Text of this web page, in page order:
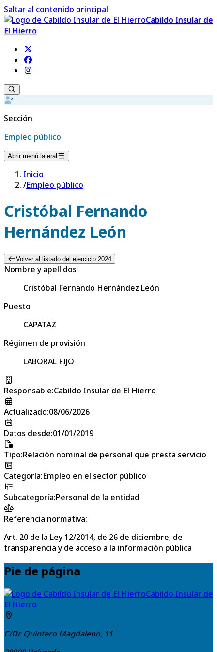
Saltar al contenido principal
Cabildo Insular de
El Hierro
Sección
Empleo público
Abrir menú lateral
Inicio
/Empleo público
Cristóbal Fernando
Hernández León
Volver al listado del ejercicio 2024
Nombre y apellidos
Cristóbal Fernando Hernández León
Puesto
CAPATAZ
Régimen de provisión
LABORAL FIJO
Responsable:Cabildo Insular de El Hierro
Actualizado:08/06/2026
Datos desde:01/01/2019
Tipo:Relación nominal de personal que presta servicio
Categoría:Empleo en el sector público
Subcategoría:Personal de la entidad
Referencia normativa:
Art. 20 de la Ley 12/2014, de 26 de diciembre, de
transparencia y de acceso a la información pública
Pie de página
Cabildo Insular de
El Hierro
C/Dr. Quintero Magdaleno, 11